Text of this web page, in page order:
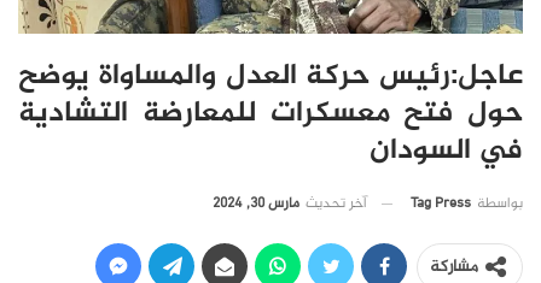
عاجل:رئيس حركة العدل والمساواة يوضح
حول فتح معسكرات للمعارضة التشادية
في السودان
بواسطة Tag Press آخر تحديث مارس 30, 2024
مشاركة